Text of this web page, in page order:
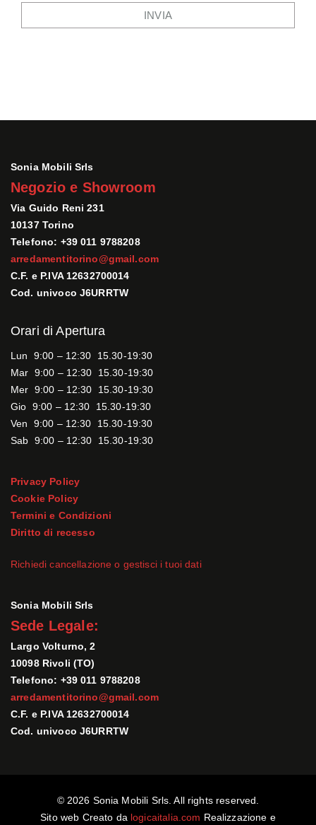
Sonia Mobili Srls
Negozio e Showroom
Via Guido Reni 231
10137 Torino
Telefono: +39 011 9788208
arredamentitorino@gmail.com
C.F. e P.IVA 12632700014
Cod. univoco J6URRTW
Orari di Apertura
Lun 9:00 – 12:30 15.30-19:30
Mar 9:00 – 12:30 15.30-19:30
Mer 9:00 – 12:30 15.30-19:30
Gio 9:00 – 12:30 15.30-19:30
Ven 9:00 – 12:30 15.30-19:30
Sab 9:00 – 12:30 15.30-19:30
Privacy Policy
Cookie Policy
Termini e Condizioni
Diritto di recesso
Richiedi cancellazione o gestisci i tuoi dati
Sonia Mobili Srls
Sede Legale:
Largo Volturno, 2
10098 Rivoli (TO)
Telefono: +39 011 9788208
arredamentitorino@gmail.com
C.F. e P.IVA 12632700014
Cod. univoco J6URRTW
© 2026 Sonia Mobili Srls. All rights reserved.
Sito web Creato da logicaitalia.com Realizzazione e